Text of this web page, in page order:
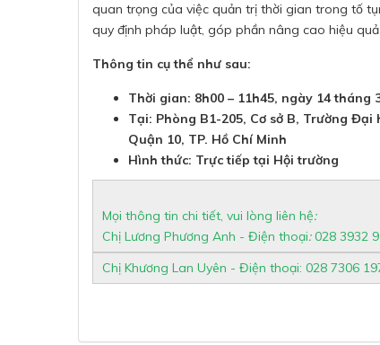
quan trọng của việc quản trị thời gian trong tố
quy định pháp luật, góp phần nâng cao hiệu
Thông tin cụ thể như sau:
Thời gian: 8h00 – 11h45, ngày 14 tháng
Tại: Phòng B1-205, Cơ sở B, Trường Đại
Quận 10, TP. Hồ Chí Minh
Hình thức: Trực tiếp tại Hội trường
Mọi thông tin chi tiết, vui lòng liên hệ:
Chị Lương Phương Anh - Điện thoại:028 3932
Chị Khương Lan Uyên - Điện thoại: 028 7306